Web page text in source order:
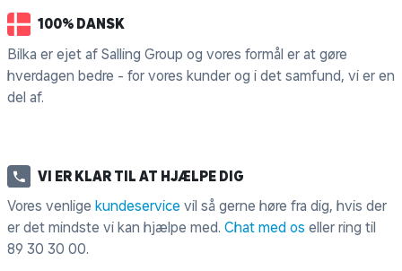
100% DANSK
Bilka er ejet af Salling Group og vores formål er at gøre
hverdagen bedre - for vores kunder og i det samfund, vi er en
del af.
VI ER KLAR TIL AT HJÆLPE DIG
Vores venlige kundeservice vil så gerne høre fra dig, hvis der
er det mindste vi kan hjælpe med. Chat med os eller ring til
89 30 30 00.